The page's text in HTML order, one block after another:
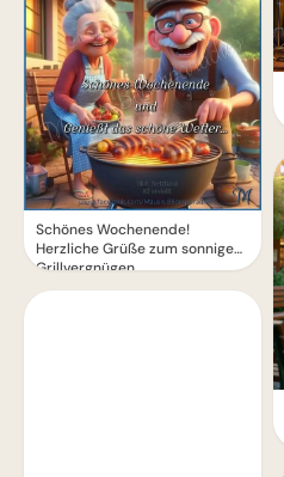
Schönes Wochenende!
Herzliche Grüße zum sonnigen
Grillvergnügen